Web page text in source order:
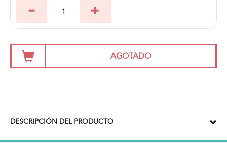
AGOTADO
DESCRIPCIÓN DEL PRODUCTO